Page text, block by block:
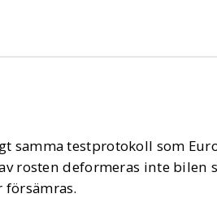
samma testprotokoll som
rosten deformeras inte bilen